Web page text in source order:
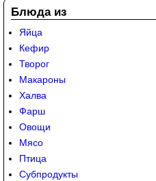
Блюда из
Яйца
Кефир
Творог
Макароны
Халва
Фарш
Овощи
Мясо
Птица
Субпродукты